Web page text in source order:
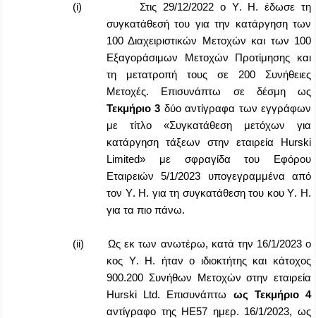
(i) Στις 29/12/2022 ο Y. H. έδωσε τη
συγκατάθεσή του για την κατάργηση των
100 Διαχειριστικών Μετοχών και των 100
Εξαγοράσιμων Μετοχών Προτίμησης και
τη μετατροπή τους σε 200 Συνήθειες
Μετοχές. Επισυνάπτω σε δέσμη ως
Τεκμήριο 3 δύο αντίγραφα των εγγράφων
με τίτλο «Συγκατάθεση μετόχων για
κατάργηση τάξεων στην εταιρεία Hurski
Limited» με σφραγίδα του Εφόρου
Εταιρειών 5/1/2023 υπογεγραμμένα από
τον Y. H. για τη συγκατάθεση του κουY. H.
για τα πιο πάνω.
(ii)
Ως εκ των ανωτέρω, κατά την 16/1/2023 ο
κος Y. H. ήταν ο ιδιοκτήτης και κάτοχος
900.200 Συνήθων Μετοχών στην εταιρεία
Hurski
Ltd. Επισυνάπτω ως Τεκμήριο 4
αντίγραφο της ΗΕ57 ημερ. 16/1/2023, ως